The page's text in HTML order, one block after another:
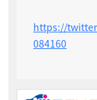
https://
084160